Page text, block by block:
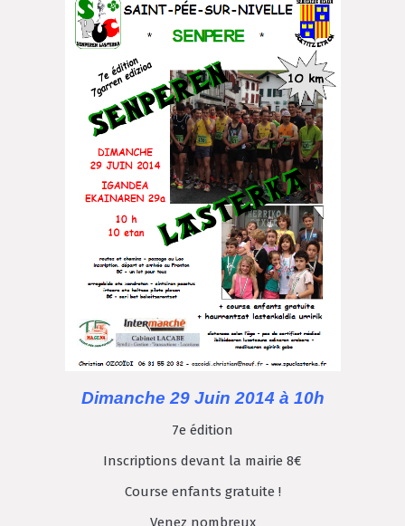
Dimanche 29 Juin 2014 à 10h
7e édition
Inscriptions devant la mairie 8€
Course enfants gratuite !
Venez nombreux